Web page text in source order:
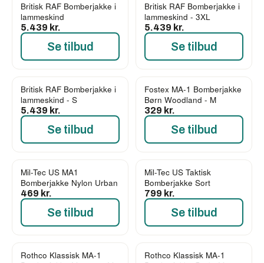
Britisk RAF Bomberjakke i
lammeskind
5.439 kr.
Se tilbud
Britisk RAF Bomberjakke i
lammeskind - 3XL
5.439 kr.
Se tilbud
Britisk RAF Bomberjakke i
lammeskind - S
5.439 kr.
Se tilbud
Fostex MA-1 Bomberjakke
Børn Woodland - M
329 kr.
Se tilbud
Mil-Tec US MA1
Bomberjakke Nylon Urban
469 kr.
Se tilbud
Mil-Tec US Taktisk
Bomberjakke Sort
799 kr.
Se tilbud
Rothco Klassisk MA-1
Rothco Klassisk MA-1